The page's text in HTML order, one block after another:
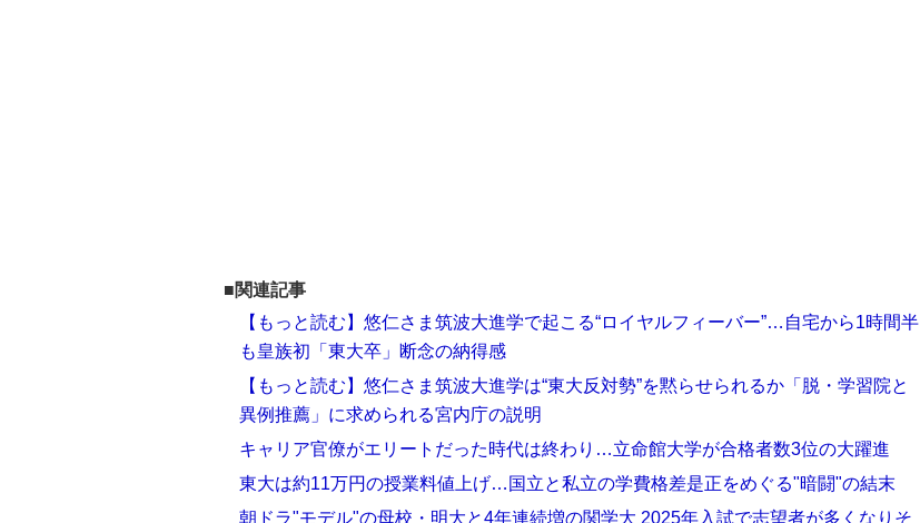
■関連記事
【もっと読む】悠仁さま筑波大進学で起こる“ロイヤルフィーバー”…自宅から1時間半
も皇族初「東大卒」断念の納得感
【もっと読む】悠仁さま筑波大進学は“東大反対勢”を黙らせられるか「脱・学習院と
異例推薦」に求められる宮内庁の説明
キャリア官僚がエリートだった時代は終わり…立命館大学が合格者数3位の大躍進
東大は約11万円の授業料値上げ…国立と私立の学費格差是正をめぐる"暗闘"の結末
朝ドラ"モデル"の母校・明大と4年連続増の関学大 2025年入試で志望者が多くなりそ